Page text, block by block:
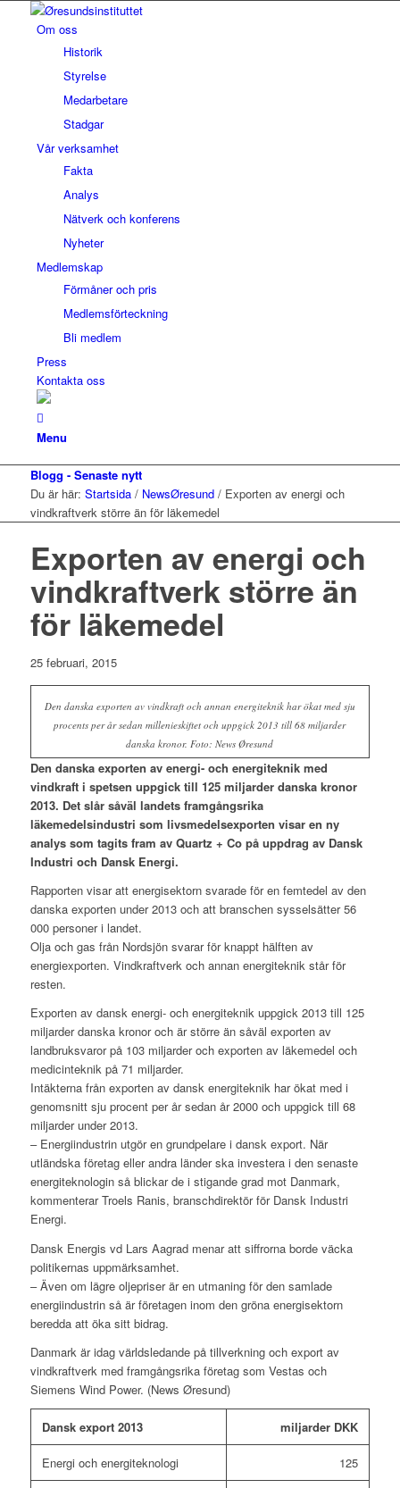
Om oss
Historik
Styrelse
Medarbetare
Stadgar
Vår verksamhet
Fakta
Analys
Nätverk och konferens
Nyheter
Medlemskap
Förmåner och pris
Medlemsförteckning
Bli medlem
Press
Kontakta oss
Menu
Blogg - Senaste nytt
Du är här: Startsida / NewsØresund / Exporten av energi och
vindkraftverk större än för läkemedel
Exporten av energi och
vindkraftverk större än
för läkemedel
25 februari, 2015
Den danska exporten av vindkraft och annan energiteknik har ökat med sju
procents per år sedan millenieskiftet och uppgick 2013 till 68 miljarder
danska kronor. Foto: News Øresund
Den danska exporten av energi- och energiteknik med
vindkraft i spetsen uppgick till 125 miljarder danska kronor
2013. Det slår såväl landets framgångsrika
läkemedelsindustri som livsmedelsexporten visar en ny
analys som tagits fram av Quartz + Co på uppdrag av Dansk
Industri och Dansk Energi.
Rapporten visar att energisektorn svarade för en femtedel av den
danska exporten under 2013 och att branschen sysselsätter 56
000 personer i landet.
Olja och gas från Nordsjön svarar för knappt hälften av
energiexporten. Vindkraftverk och annan energiteknik står för
resten.
Exporten av dansk energi- och energiteknik uppgick 2013 till 125
miljarder danska kronor och är större än såväl exporten av
landbruksvaror på 103 miljarder och exporten av läkemedel och
medicinteknik på 71 miljarder.
Intäkterna från exporten av dansk energiteknik har ökat med i
genomsnitt sju procent per år sedan år 2000 och uppgick till 68
miljarder under 2013.
– Energiindustrin utgör en grundpelare i dansk export. När
utländska företag eller andra länder ska investera i den senaste
energiteknologin så blickar de i stigande grad mot Danmark,
kommenterar Troels Ranis, branschdirektör för Dansk Industri
Energi.
Dansk Energis vd Lars Aagrad menar att siffrorna borde väcka
politikernas uppmärksamhet.
– Även om lägre oljepriser är en utmaning för den samlade
energiindustrin så är företagen inom den gröna energisektorn
beredda att öka sitt bidrag.
Danmark är idag världsledande på tillverkning och export av
vindkraftverk med framgångsrika företag som Vestas och
Siemens Wind Power. (News Øresund)
Dansk export 2013 miljarder DKK
Energi och energiteknologi 125